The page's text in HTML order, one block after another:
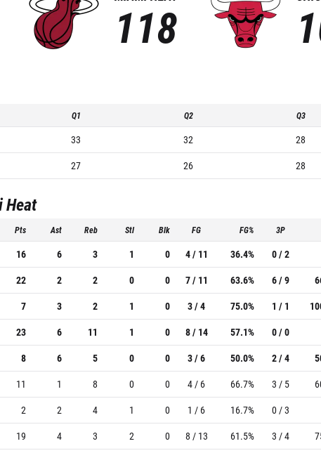
118
Q1 Q2 Q3
33 32 28
27 26 28
Heat
Pts Ast Reb Stl Blk FG FG% 3P
16 6 3 1 0 4 / 11 36.4% 0 / 2
22 2 2 0 0 7 / 11 63.6% 6 / 9
7 3 2 1 0 3 / 4 75.0% 1 / 1
23 6 11 1 0 8 / 14 57.1% 0 / 0
8 6 5 0 0 3 / 6 50.0% 2 / 4
11 1 8 0 0 4 / 6 66.7% 3 / 5
2 2 4 1 0 1 / 6 16.7% 0 / 3
19 4 3 2 0 8 / 13 61.5% 3 / 4